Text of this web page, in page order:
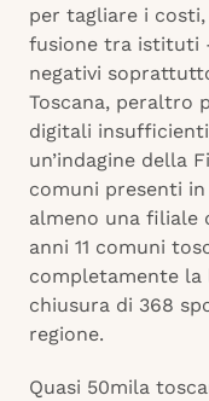
per tagliare i
fusione tra istituti
negativi
Toscana, peraltro
digitali
un’indagine della
comuni presenti in
almeno una filiale
anni 11 comuni
completamente la
chiusura di 368
regione.
Quasi 50mila